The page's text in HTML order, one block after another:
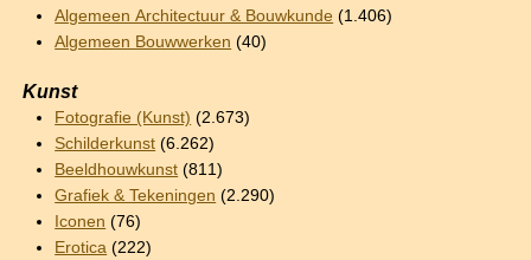
Algemeen Architectuur & Bouwkunde (1.406)
Algemeen Bouwwerken (40)
Kunst
Fotografie (Kunst) (2.673)
Schilderkunst (6.262)
Beeldhouwkunst (811)
Grafiek & Tekeningen (2.290)
Iconen (76)
Erotica (222)